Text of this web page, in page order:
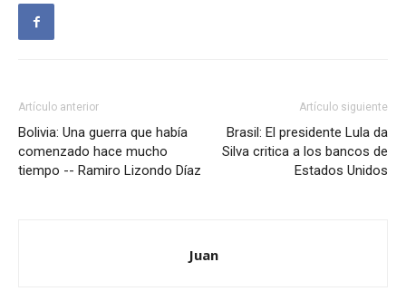
Artículo anterior
Bolivia: Una guerra que había
comenzado hace mucho
tiempo -- Ramiro Lizondo Díaz
Artículo siguiente
Brasil: El presidente Lula da
Silva critica a los bancos de
Estados Unidos
Juan